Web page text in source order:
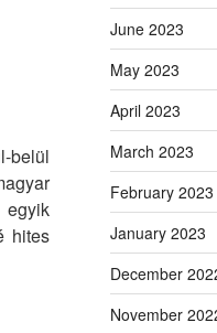
belül
hites
June 2023
May 2023
April 2023
March 2023
February 2023
January 2023
December
November